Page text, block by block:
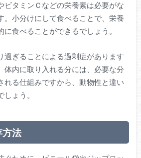
ビタミンＣなどの栄養素は必要がな
。小分けにして食べることで、栄養
食べることができるでしょう。
過ぎることによる過剰症があります
体内に取り入れる分には、必要な分
れる仕組みですから、動物性と違い
ょう。
方法